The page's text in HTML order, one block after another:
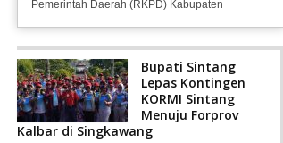
Pemerintah Daerah (RKPD) Kabupaten
Bupati Sintang
Lepas Kontingen
KORMI Sintang
Menuju Forprov
Kalbar di Singkawang